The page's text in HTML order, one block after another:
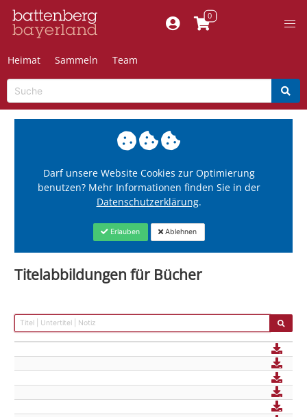
Heimat Sammeln Team
Darf unsere Website Cookies zur Optimierung
benutzen? Mehr Informationen finden Sie in der
Datenschutzerklärung.
Erlauben Ablehnen
Titelabbildungen für Bücher